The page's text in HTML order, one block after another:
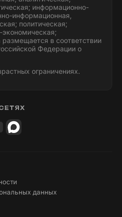
информационно-
информационная,
политическая;
экономическая;
в соответствии
Федерации о
ограничениях.
данных